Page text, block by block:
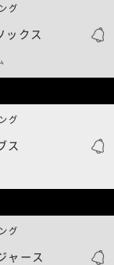
ックス
グ
ス
グ
ャース
グ